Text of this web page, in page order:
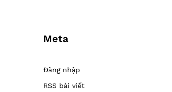
Meta
Đăng nhập
RSS bài viết